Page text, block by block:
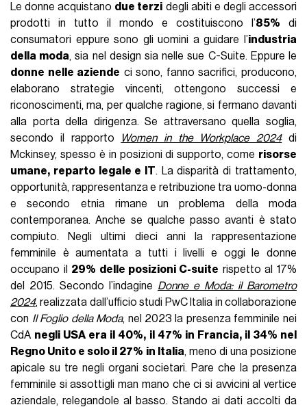
Le donne acquistano due terzi degli abiti e degli accessori
prodotti in tutto il mondo e costituiscono l’85% di
consumatori eppure sono gli uomini a guidare l’industria
della moda, sia nel design sia nelle sue C-Suite. Eppure le
donne nelle aziende ci sono, fanno sacrifici, producono,
elaborano strategie vincenti, ottengono successi e
riconoscimenti, ma, per qualche ragione, si fermano davanti
alla porta della dirigenza. Se attraversano quella soglia,
secondo il rapporto
Women in the Workplace 2024di
Mckinsey, spesso è in posizioni di supporto, come risorse
umane, reparto legale e IT. La disparità di trattamento,
opportunità, rappresentanza e retribuzione tra uomo-donna
e secondo etnia rimane un problema della moda
contemporanea. Anche se qualche passo avanti è stato
compiuto. Negli ultimi dieci anni la rappresentazione
femminile è aumentata a tutti i livelli e oggi le donne
occupano il 29% delle posizioni C-suite rispetto al 17%
del 2015. Secondo l’indagine Donne e Moda: il Barometro
2024, realizzata dall’ufficio studi PwC Italia in collaborazione
con Il Foglio della Moda, nel 2023 la presenza femminile nei
CdA negli USA era il 40%, il 47% in Francia, il 34% nel
Regno Unito e solo il 27% in Italia, meno di una posizione
apicale su tre negli organi societari. Pare che la presenza
femminile si assottigli man mano che ci si avvicini al vertice
aziendale, relegandole al basso. Stando ai dati accolti da